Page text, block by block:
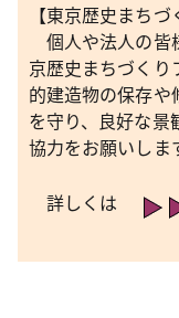
【東京歴史まちづ
個人や法人の皆
京歴史まちづくり
的建造物の保存や
を守り、良好な景
協力をお願いしま
詳しくは